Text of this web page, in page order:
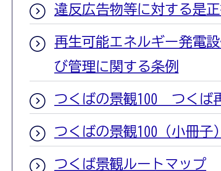
違反広告物等に対する是
再生可能エネルギー発電
び管理に関する条例
つくばの景観100 つくば
つくばの景観100（小冊子
つくば景観ルートマップ